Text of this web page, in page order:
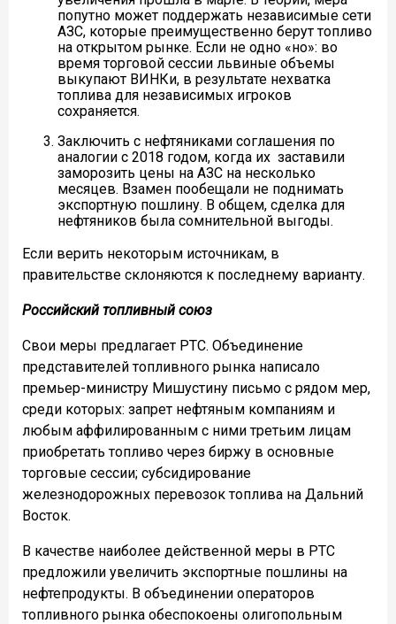
попутно может поддержать независимые сети
АЗС, которые преимущественно берут топливо
на открытом рынке. Если не одно «но»: во
время торговой сессии львиные объемы
выкупают ВИНКи, в результате нехватка
топлива для независимых игроков
сохраняется.
Заключить с нефтяниками соглашения по
аналогии с 2018 годом, когда их заставили
заморозить цены на АЗС на несколько
месяцев. Взамен пообещали не поднимать
экспортную пошлину. В общем, сделка для
нефтяников была сомнительной выгоды.
Если верить некоторым источникам, в
правительстве склоняются к последнему варианту.
Российский топливный союз
Свои меры предлагает РТС. Объединение
представителей топливного рынка написало
премьер-министру Мишустину письмо с рядом мер,
среди которых: запрет нефтяным компаниям и
любым аффилированным с ними третьим лицам
приобретать топливо через биржу в основные
торговые сессии; субсидирование
железнодорожных перевозок топлива на Дальний
Восток.
В качестве наиболее действенной меры в РТС
предложили увеличить экспортные пошлины на
нефтепродукты. В объединении операторов
топливного рынка обеспокоены олигопольным